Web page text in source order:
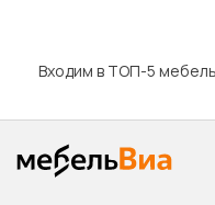
Входим в ТОП-5